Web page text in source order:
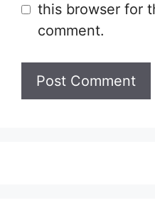
this browser for
comment.